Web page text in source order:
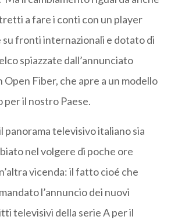
a fare i conti con un player
su fronti internazionali e dotato di
spiazzate dall’annunciato
Open Fiber, che apre a un modello
per il nostro Paese.
panorama televisivo italiano sia
nel volgere di poche ore
vicenda: il fatto cioé che
l’annuncio dei nuovi
televisivi della serie A per il